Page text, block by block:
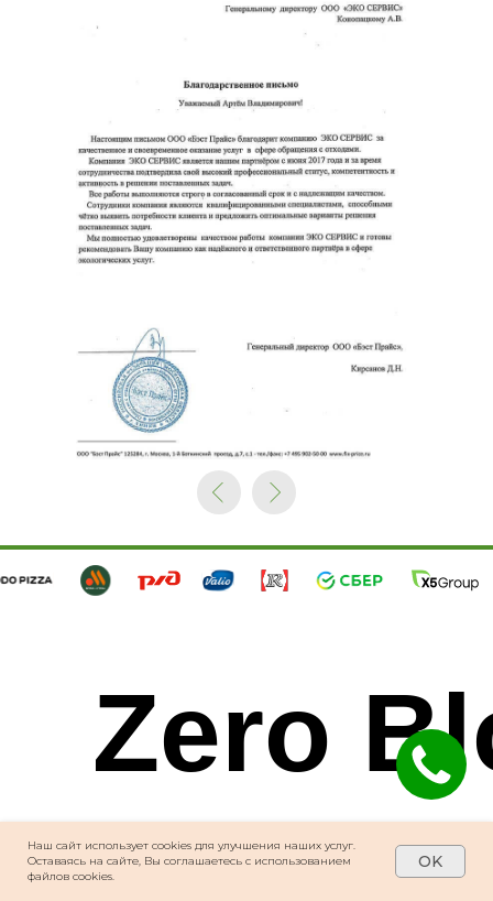
Zero
create your own
Наш сайт использует cookies для улучшения наших услуг.
Оставаясь на сайте, Вы соглашаетесь с использованием
файлов cookies.
OK